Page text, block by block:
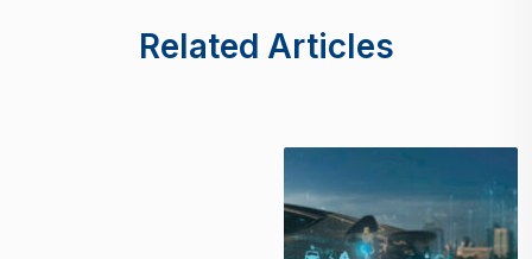
Related Articles